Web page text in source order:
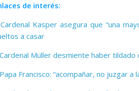
de interés:
Cardenal Kasper asegura que “una
a casar
Cardenal Müller desmiente haber
Papa Francisco: “acompañar, no juzgar a